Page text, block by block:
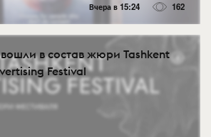
Вчера в 15:24 162
в состав жюри Tashkent
Festival